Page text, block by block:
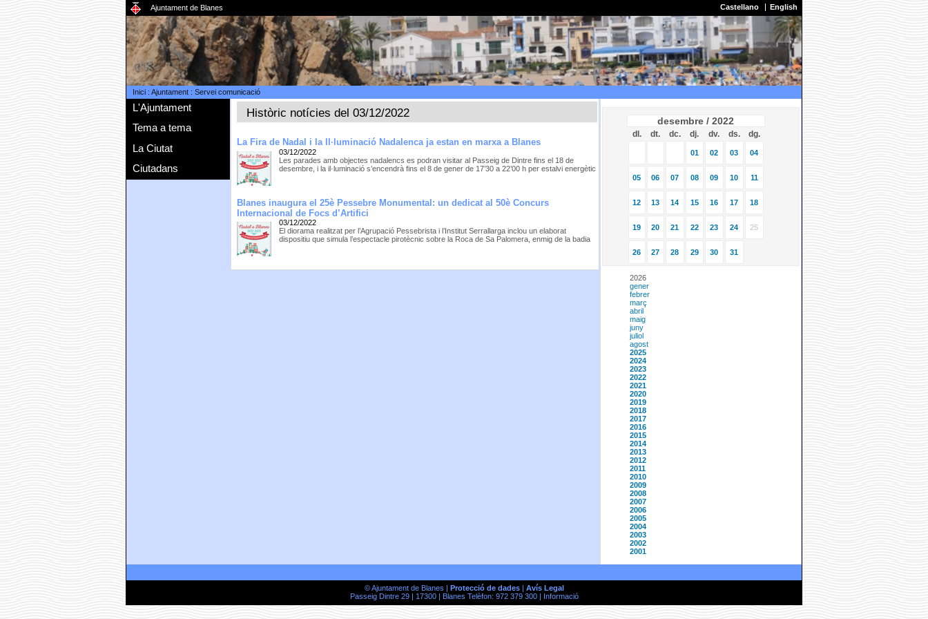
Ajuntament de Blanes Castellano English
Inici: Ajuntament: Servei comunicació
L'Ajuntament
Tema a tema
La Ciutat
Ciutadans
Històric notícies del 03/12/2022
La Fira de Nadal i la Il·luminació Nadalenca ja estan en marxa a Blanes
03/12/2022
Les parades amb objectes nadalencs es podran visitar al Passeig de Dintre fins el 18 de
desembre, i la il·luminació s’encendrà fins el 8 de gener de 17’30 a 22’00 h per estalvi energètic
Blanes inaugura el 25è Pessebre Monumental: un dedicat al 50è Concurs
Internacional de Focs d’Artifici
03/12/2022
El diorama realitzat per l’Agrupació Pessebrista i l’Institut Serrallarga inclou un elaborat
dispositiu que simula l’espectacle pirotècnic sobre la Roca de Sa Palomera, enmig de la badia
desembre / 2022
dl. dt. dc. dj. dv. ds. dg.
01 02 03 04
05 06 07 08 09 10 11
12 13 14 15 16 17 18
19 20 21 22 23 24 25
26 27 28 29 30 31
2026
gener
febrer
març
abril
maig
juny
juliol
agost
2025
2024
2023
2022
2021
2020
2019
2018
2017
2016
2015
2014
2013
2012
2011
2010
2009
2008
2007
2006
2005
2004
2003
2002
2001
© Ajuntament de Blanes | Protecció de dades| Avís Legal
Passeig Dintre 29 | 17300 | Blanes Telèfon: 972 379 300 |
Informació